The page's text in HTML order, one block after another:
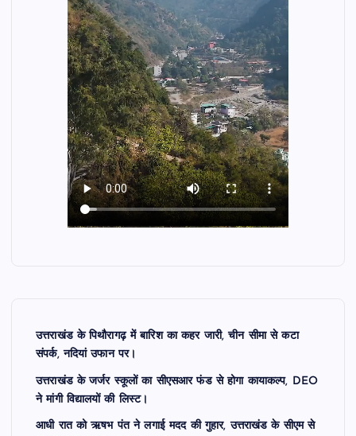
उत्तराखंड के पिथौरागढ़ में बारिश का कहर जारी, चीन सीमा से कटा
संपर्क, नदियां उफान पर।
उत्तराखंड के जर्जर स्कूलों का सीएसआर फंड से होगा कायाकल्प, DEO
ने मांगी विद्यालयों की लिस्ट।
आधी रात को ऋषभ पंत ने लगाई मदद की गुहार, उत्तराखंड के सीएम से